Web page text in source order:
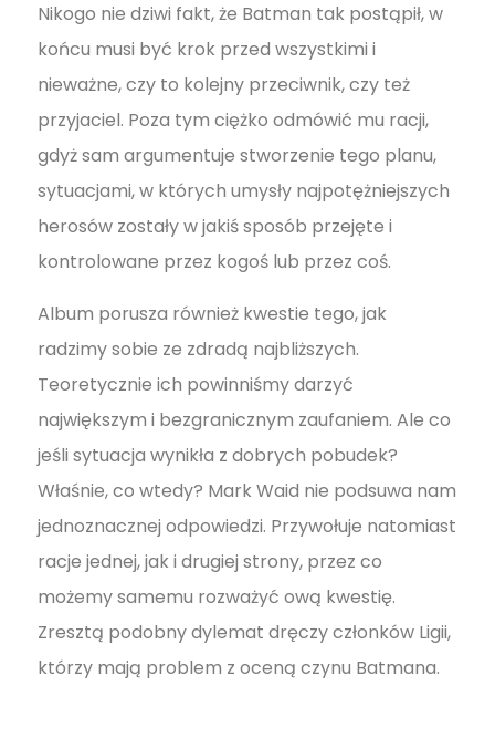
Nikogo nie dziwi fakt, że Batman tak postąpił, w
końcu musi być krok przed wszystkimi i
nieważne, czy to kolejny przeciwnik, czy też
przyjaciel. Poza tym ciężko odmówić mu racji,
gdyż sam argumentuje stworzenie tego planu,
sytuacjami, w których umysły najpotężniejszych
herosów zostały w jakiś sposób przejęte i
kontrolowane przez kogoś lub przez coś.
Album porusza również kwestie tego, jak
radzimy sobie ze zdradą najbliższych.
Teoretycznie ich powinniśmy darzyć
największym i bezgranicznym zaufaniem. Ale co
jeśli sytuacja wynikła z dobrych pobudek?
Właśnie, co wtedy? Mark Waid nie podsuwa nam
jednoznacznej odpowiedzi. Przywołuje natomiast
racje jednej, jak i drugiej strony, przez co
możemy samemu rozważyć ową kwestię.
Zresztą podobny dylemat dręczy członków Ligii,
którzy mają problem z oceną czynu Batmana.